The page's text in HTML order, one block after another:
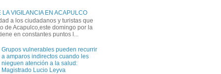
LA VIGILANCIA EN ACAPULCO
a los ciudadanos y turistas que
de Acapulco,este domingo por la
en constantes puntos l...
Grupos vulnerables pueden recurrir
a amparos indirectos cuando les
nieguen atención a la salud:
Magistrado Lucio Leyva